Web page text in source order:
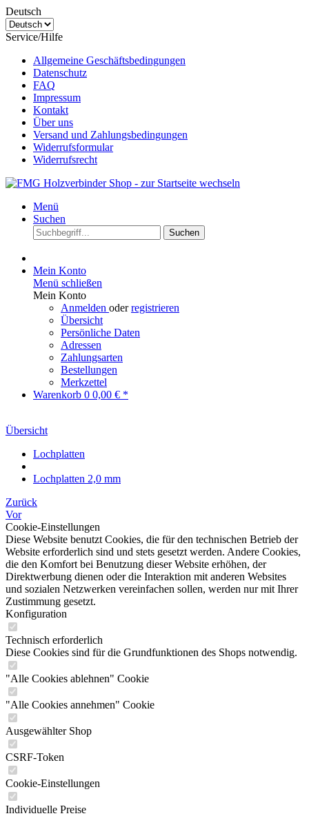
Deutsch
Service/Hilfe
Allgemeine Geschäftsbedingungen
Datenschutz
FAQ
Impressum
Kontakt
Über uns
Versand und Zahlungsbedingungen
Widerrufsformular
Widerrufsrecht
Menü
Suchen
Suchen
Mein Konto
Menü schließen
Mein Konto
Anmelden oderregistrieren
Übersicht
Persönliche Daten
Adressen
Zahlungsarten
Bestellungen
Merkzettel
Warenkorb 0 0,00 € *
Übersicht
Lochplatten
Lochplatten 2,0 mm
Zurück
Vor
Cookie-Einstellungen
Diese Website benutzt Cookies, die für den technischen Betrieb der
Website erforderlich sind und stets gesetzt werden. Andere Cookies,
die den Komfort bei Benutzung dieser Website erhöhen, der
Direktwerbung dienen oder die Interaktion mit anderen Websites
und sozialen Netzwerken vereinfachen sollen, werden nur mit Ihrer
Zustimmung gesetzt.
Konfiguration
Technisch erforderlich
Diese Cookies sind für die Grundfunktionen des Shops notwendig.
"Alle Cookies ablehnen" Cookie
"Alle Cookies annehmen" Cookie
Ausgewählter Shop
CSRF-Token
Cookie-Einstellungen
Individuelle Preise